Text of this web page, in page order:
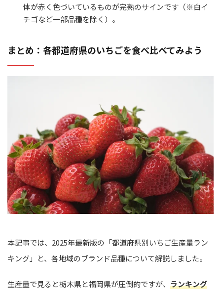
体が赤く色づいているものが完熟のサインです（※白イ
チゴなど一部品種を除く）。
まとめ：各都道府県のいちごを食べ比べてみよう
本記事では、2025年最新版の「都道府県別いちご生産量ラン
キング」と、各地域のブランド品種について解説しました。
生産量で見ると栃木県と福岡県が圧倒的ですが、 ランキング